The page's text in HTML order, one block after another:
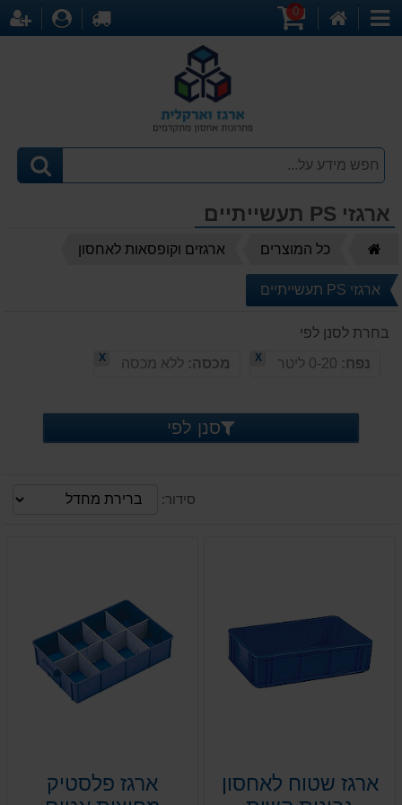
קטגוריות
0
לקופה
ארגזי PS תעשייתיים
כל המוצרים ארגזים וקופסאות לאחסון
ארגזי PS תעשייתיים
בחרת לסנן לפי
נפח:
X מכסה: ללא מכסה X
סנן לפי
סידור:
ארגז שטוח לאחסון
ארגז פלסטיק